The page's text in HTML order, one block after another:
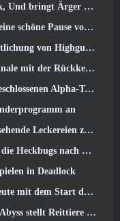
V-Update von Genshin Impact
Pause vom Trauma
Entertainment Entlassungen bekannt
des „Bank It Mode“
Alpha-Test bekannt
an
in Warframe zusammengestellt
Trove zurückgekehrt
in Deadlock
Saison 1: Eroberung
stellt Reittiere vor